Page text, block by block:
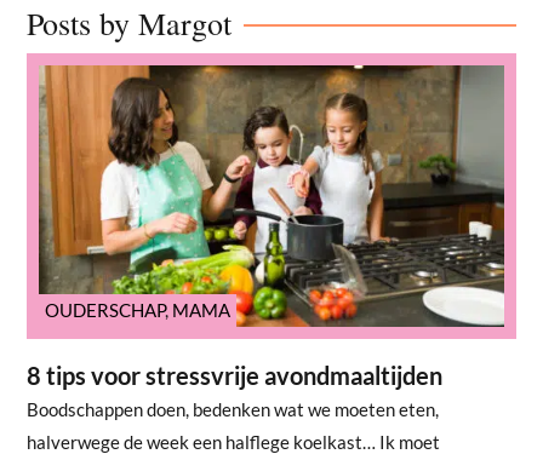
Posts by Margot
OUDERSCHAP, MAMA
8 tips voor stressvrije avondmaaltijden
Boodschappen doen, bedenken wat we moeten eten,
halverwege de week een halflege koelkast… Ik moet